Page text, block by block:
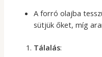
A forró olajba
sütjük őket, míg
Tálalás: